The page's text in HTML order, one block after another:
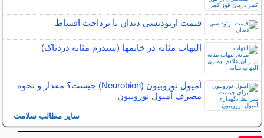
قیمت ارتودنسی دندان با پرداخت اقساط
التهاب مثانه در خانمها (سندرم مثانه دردناک)
آمپول نوروبیون (Neurobion) چیست؟ مقدار و نحوه
مصرف آمپول نوروبیون
سایر مطالب سلامت